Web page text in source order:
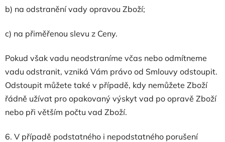
b) na odstranění vady opravou Zboží;
c) na přiměřenou slevu z Ceny.
Pokud však vadu neodstraníme včas nebo odmítneme
vadu odstranit, vzniká Vám právo od Smlouvy odstoupit.
Odstoupit můžete také v případě, kdy nemůžete Zboží
řádně užívat pro opakovaný výskyt vad po opravě Zboží
nebo při větším počtu vad Zboží.
6. V případě podstatného i nepodstatného porušení